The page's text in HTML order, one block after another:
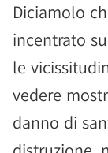
Diciamolo
incentrato
le
vedere
danno di